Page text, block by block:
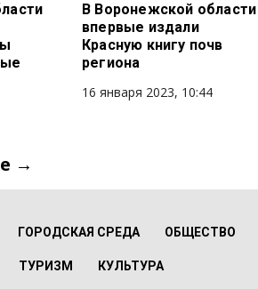
В Воронежской области
впервые издали
Красную книгу почв
региона
16 января 2023, 10:44
→
ГОРОДСКАЯ СРЕДА ОБЩЕСТВО
ТУРИЗМ КУЛЬТУРА